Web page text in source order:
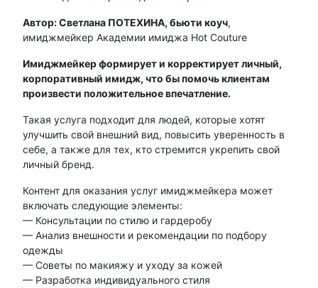
Автор: Светлана ПОТЕХИНА, бьюти коуч,
имиджмейкер Академии имиджа Hot Couture
Имиджмейкер формирует и корректирует личный,
корпоративный имидж, что бы помочь клиентам
произвести положительное впечатление.
Такая услуга подходит для людей, которые хотят
улучшить свой внешний вид, повысить уверенность в
себе, а также для тех, кто стремится укрепить свой
личный бренд.
Контент для оказания услуг имиджмейкера может
включать следующие элементы:
— Консультации по стилю и гардеробу
— Анализ внешности и рекомендации по подбору
одежды
— Советы по макияжу и уходу за кожей
— Разработка индивидуального стиля